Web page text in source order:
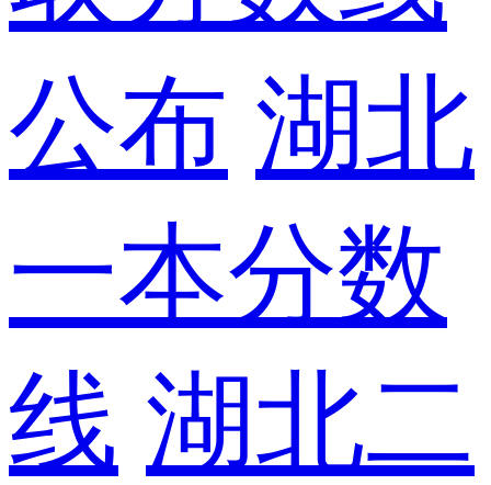
公布 湖北
一本分数
线 湖北二